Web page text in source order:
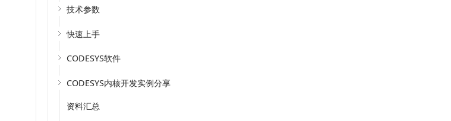
技术参数
快速上手
CODESYS软件
CODESYS内核开发实例分享
资料汇总